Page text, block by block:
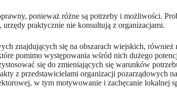
ponieważ różne są potrzeby i możliwości.
urzędy praktycznie nie konsultują z organizacjami.
znajdujących się na obszarach wiejskich,
pomimo występowania wśród nich dużego
się do zmieniających się warunków
z przedstawicielami organizacji pozarządowych
w tym motywowanie i zachęcanie lokalnej